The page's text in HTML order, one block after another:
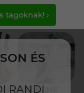
ÉS
RANDI
tagoknak! ›
ONLINE